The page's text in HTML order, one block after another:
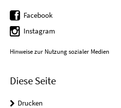
Facebook
Instagram
Hinweise zur Nutzung sozialer Medien
Diese Seite
Drucken